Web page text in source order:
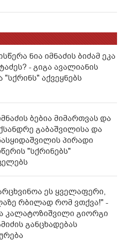
ნია იმნაძის ბიძამ ეკა
- გიგა ავალიანის
"სქრინს" აქვეყნებს
ბებია მიმართვას და
გაბაშვილისა და
პირადი
"სქრინებს"
ეს ყვე­ლა­ფე­რი,
რბი­ლად რომ ვთქვა!" -
კალატოზიშვილი გიორგი
განცხადებას